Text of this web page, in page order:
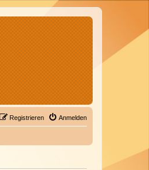
Anmelden
Registrieren